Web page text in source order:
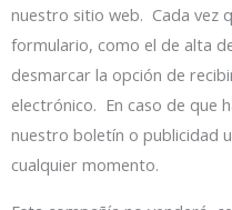
nuestro sitio web. Cada vez
formulario, como el de alta
desmarcar la opción de
electrónico. En caso de que
nuestro boletín o publicidad
cualquier momento.